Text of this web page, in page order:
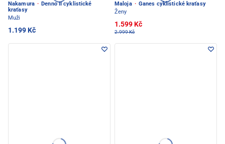
Nakamura · Denno II cyklistické
kraťasy
Muži
1.199 Kč
Maloja · Ganes cyklistické kraťasy
Ženy
1.599 Kč
2.999 Kč